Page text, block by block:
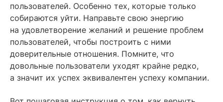
пользователей. Особенно тех, которые только
собираются уйти. Направьте свою энергию
на удовлетворение желаний и решение проблем
пользователей, чтобы построить с ними
доверительные отношения. Помните, что
довольные пользователи уходят крайне редко,
а значит их успех эквивалентен успеху компании.